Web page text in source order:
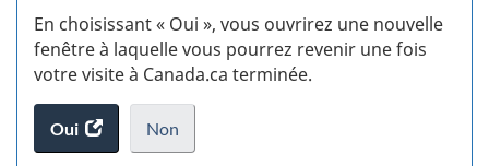
En choisissant « Oui », vous ouvrirez une nouvelle
fenêtre à laquelle vous pourrez revenir une fois
votre visite à Canada.ca terminée.
Oui
accéder
au
Non
je
.